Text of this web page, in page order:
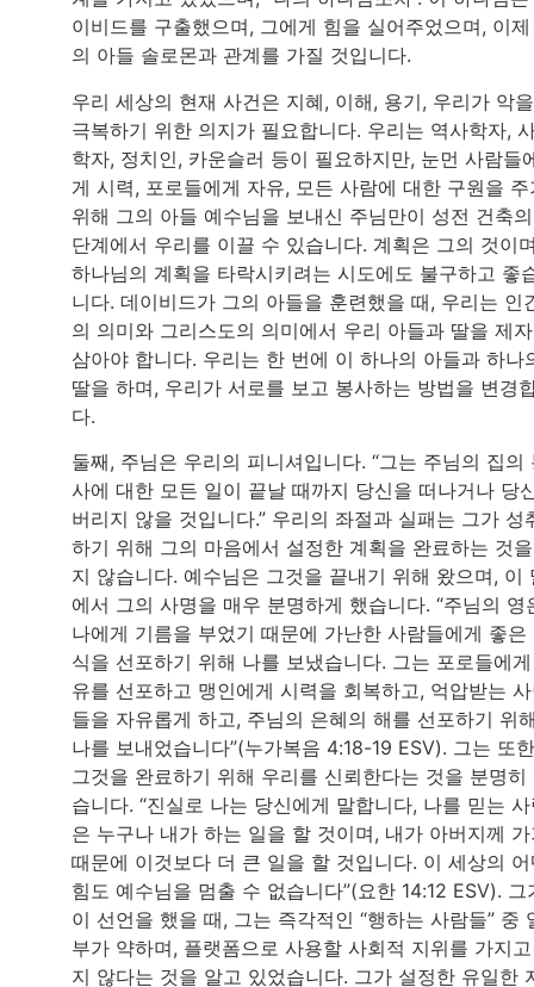
이비드를 구출했으며, 그에게 힘을 실어주었으며, 이
의 아들 솔로몬과 관계를 가질 것입니다.
우리 세상의 현재 사건은 지혜, 이해, 용기, 우리가 악을
극복하기 위한 의지가 필요합니다. 우리는 역사학자,
학자, 정치인, 카운슬러 등이 필요하지만, 눈먼 사람들
게 시력, 포로들에게 자유, 모든 사람에 대한 구원을 주
위해 그의 아들 예수님을 보내신 주님만이 성전 건축
단계에서 우리를 이끌 수 있습니다. 계획은 그의 것이
하나님의 계획을 타락시키려는 시도에도 불구하고 좋
니다. 데이비드가 그의 아들을 훈련했을 때, 우리는 인
의 의미와 그리스도의 의미에서 우리 아들과 딸을 제
삼아야 합니다. 우리는 한 번에 이 하나의 아들과 하나
딸을 하며, 우리가 서로를 보고 봉사하는 방법을 변경
다.
둘째, 주님은 우리의 피니셔입니다. “그는 주님의 집의
사에 대한 모든 일이 끝날 때까지 당신을 떠나거나 당
버리지 않을 것입니다.” 우리의 좌절과 실패는 그가 성
하기 위해 그의 마음에서 설정한 계획을 완료하는 것
지 않습니다. 예수님은 그것을 끝내기 위해 왔으며, 이
에서 그의 사명을 매우 분명하게 했습니다. “주님의 영
나에게 기름을 부었기 때문에 가난한 사람들에게 좋은
식을 선포하기 위해 나를 보냈습니다. 그는 포로들에
유를 선포하고 맹인에게 시력을 회복하고, 억압받는
들을 자유롭게 하고, 주님의 은혜의 해를 선포하기 위
나를 보내었습니다”(누가복음 4:18-19 ESV). 그는 또한
그것을 완료하기 위해 우리를 신뢰한다는 것을 분명히
습니다. “진실로 나는 당신에게 말합니다, 나를 믿는
은 누구나 내가 하는 일을 할 것이며, 내가 아버지께
때문에 이것보다 더 큰 일을 할 것입니다. 이 세상의
힘도 예수님을 멈출 수 없습니다”(요한 14:12 ESV). 그
이 선언을 했을 때, 그는 즉각적인 “행하는 사람들” 중
부가 약하며, 플랫폼으로 사용할 사회적 지위를 가지
지 않다는 것을 알고 있었습니다. 그가 설정한 유일한